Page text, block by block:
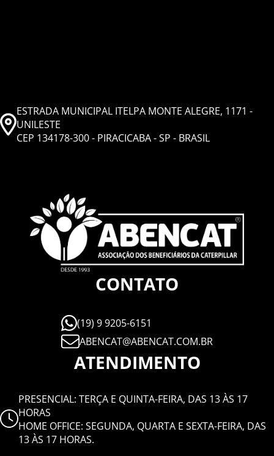
ESTRADA MUNICIPAL ITELPA MONTE ALEGRE, 1171 -
UNILESTE
CEP 134178-300 - PIRACICABA - SP - BRASIL
CONTATO
(19) 9 9205-6151
ABENCAT@ABENCAT.COM.BR
ATENDIMENTO
PRESENCIAL: TERÇA E QUINTA-FEIRA, DAS 13 ÀS 17
HORAS
HOME OFFICE: SEGUNDA, QUARTA E SEXTA-FEIRA, DAS
13 ÀS 17 HORAS.